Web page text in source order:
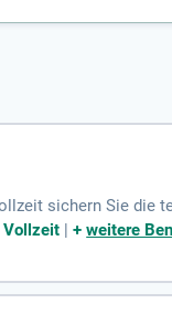
sichern Sie die
dynamischen
Vollzeit |+weitere